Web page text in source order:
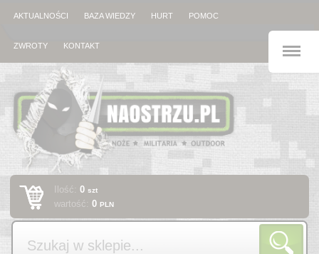
AKTUALNOŚCI BAZA WIEDZY HURT POMOC
ZWROTY KONTAKT
Ilość:0szt
wartość:0PLN
Szukaj